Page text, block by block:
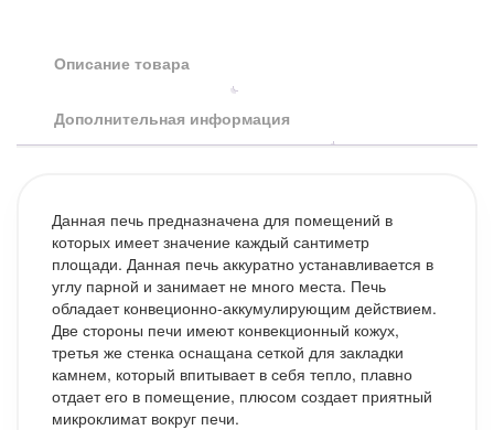
Описание товара
Дополнительная информация
Данная печь предназначена для помещений в
которых имеет значение каждый сантиметр
площади. Данная печь аккуратно устанавливается в
углу парной и занимает не много места. Печь
обладает конвеционно-аккумулирующим действием.
Две стороны печи имеют конвекционный кожух,
третья же стенка оснащана сеткой для закладки
камнем, который впитывает в себя тепло, плавно
отдает его в помещение, плюсом создает приятный
микроклимат вокруг печи.